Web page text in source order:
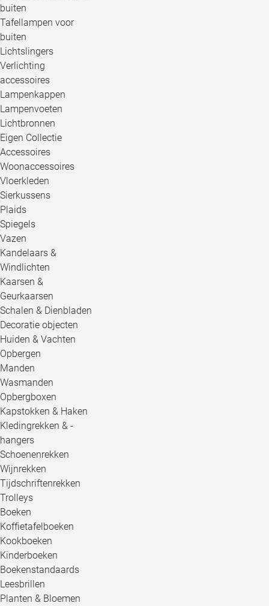
buiten
Tafellampen voor
buiten
Lichtslingers
Verlichting
accessoires
Lampenkappen
Lampenvoeten
Lichtbronnen
Eigen Collectie
Accessoires
Woonaccessoires
Vloerkleden
Sierkussens
Plaids
Spiegels
Vazen
Kandelaars &
Windlichten
Kaarsen &
Geurkaarsen
Schalen & Dienbladen
Decoratie objecten
Huiden & Vachten
Opbergen
Manden
Wasmanden
Opbergboxen
Kapstokken & Haken
Kledingrekken & -
hangers
Schoenenrekken
Wijnrekken
Tijdschriftenrekken
Trolleys
Boeken
Koffietafelboeken
Kookboeken
Kinderboeken
Boekenstandaards
Leesbrillen
Planten & Bloemen